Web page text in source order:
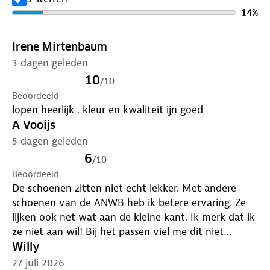
14%
Irene Mirtenbaum
3 dagen geleden
10/10
Beoordeeld
lopen heerlijk . kleur en kwaliteit ijn goed
A Vooijs
5 dagen geleden
6/10
Beoordeeld
De schoenen zitten niet echt lekker. Met andere
schoenen van de ANWB heb ik betere ervaring. Ze
lijken ook net wat aan de kleine kant. Ik merk dat ik
ze niet aan wil! Bij het passen viel me dit niet
meteen op helaas.
Willy
27 juli 2026